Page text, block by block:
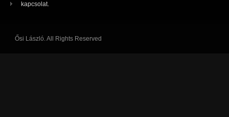
kapcsolat.
Ősi László. All Rights Reserved